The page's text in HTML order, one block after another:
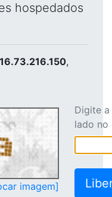
hospedados
,
imagem]
Digite
lado no